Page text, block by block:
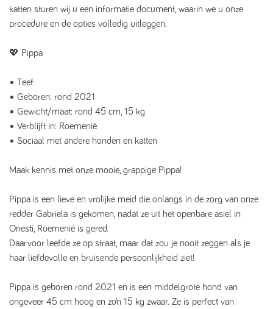
katten sturen wij u een informatie document, waarin we u onze
procedure en de opties volledig uitleggen.
💖 Pippa ️
▪️ Teef
▪️ Geboren: rond 2021
▪️ Gewicht/maat: rond 45 cm, 15 kg
▪️ Verblijft in: Roemenië
▪️ Sociaal met andere honden en katten
Maak kennis met onze mooie, grappige Pippa!
Pippa is een lieve en vrolijke meid die onlangs in de zorg van onze
redder Gabriela is gekomen, nadat ze uit het openbare asiel in
Onesti, Roemenië is gered.
Daarvoor leefde ze op straat, maar dat zou je nooit zeggen als je
haar liefdevolle en bruisende persoonlijkheid ziet!
Pippa is geboren rond 2021 en is een middelgrote hond van
ongeveer 45 cm hoog en zo’n 15 kg zwaar. Ze is perfect van